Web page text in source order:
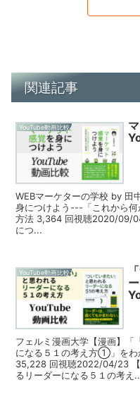
関連記事
YouTube動画比較
WEBマーケターの学校 by 田
身につけよう---「これから
方法 3,364 回視聴2020/09/
につ...
YouTube動画比較
フェルミ漫画大学【漫画】「
になる５１の考え方①」をわ
35,228 回視聴2022/04/23 【
るリーダーになる５１の考え